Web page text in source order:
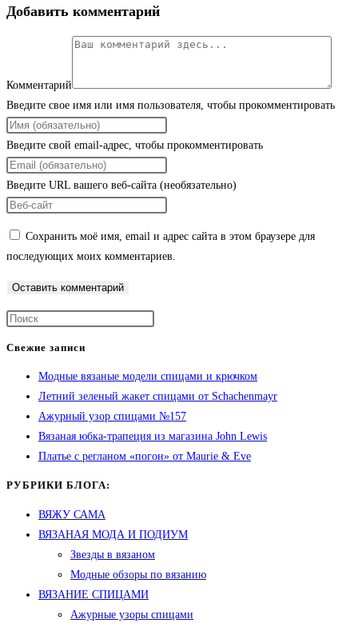
Добавить комментарий
Комментарий
Введите свое имя или имя пользователя, чтобы прокомментировать
Введите свой email-адрес, чтобы прокомментировать
Введите URL вашего веб-сайта (необязательно)
Сохранить моё имя, email и адрес сайта в этом браузере для
последующих моих комментариев.
Свежие записи
Модные вязаные модели спицами и крючком
Летний зеленый жакет спицами от Schachenmayr
Ажурный узор спицами №157
Вязаная юбка-трапеция из магазина John Lewis
Платье с регланом «погон» от Maurie & Eve
РУБРИКИ БЛОГА:
ВЯЖУ САМА
ВЯЗАНАЯ МОДА И ПОДИУМ
Звезды в вязаном
Модные обзоры по вязанию
ВЯЗАНИЕ СПИЦАМИ
Ажурные узоры спицами